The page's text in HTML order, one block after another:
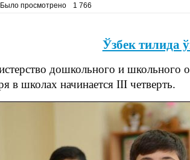
Было просмотрено 1 766
Ўзбек тилида
дошкольного и школьного
в школах начинается III четверть.